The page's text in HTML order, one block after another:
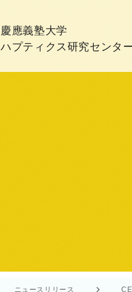
慶應義塾大学
ハプティクス研究センタ
ニュースリリース